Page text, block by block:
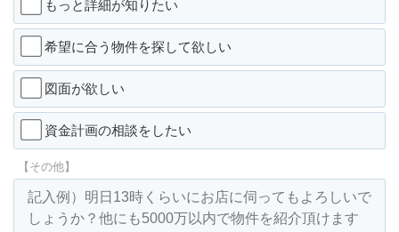
もっと詳細が知りたい
希望に合う物件を探して欲しい
図面が欲しい
資金計画の相談をしたい
【その他】